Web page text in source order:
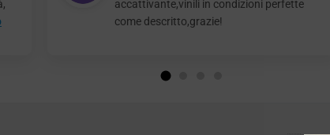
accattivante,vinili in condizioni perfette
come descritto,grazie!